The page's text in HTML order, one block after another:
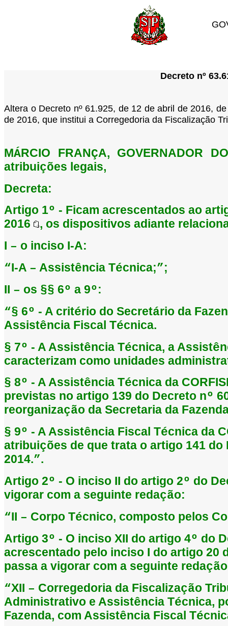
Decreto nº
Altera o Decreto nº 61.925, de 12 de abril de 2016,
de 2016, que institui a Corregedoria da Fiscalização
MÁRCIO FRANÇA, GOVERNADOR
atribuições legais,
Decreta:
Artigo 1º - Ficam acrescentados ao
2016
, os dispositivos adiante
I – o inciso I-A:
“I-A – Assistência Técnica;”;
II – os §§ 6º a 9º:
“§ 6º - A critério do Secretário da
Assistência Fiscal Técnica.
§ 7º - A Assistência Técnica, a Assistê
caracterizam como unidades
§ 8º - A Assistência Técnica da
previstas no artigo 139 do Decreto nº
reorganização da Secretaria da
§ 9º - A Assistência Fiscal Técnica da
atribuições de que trata o artigo 141 do
2014.”.
Artigo 2º - O inciso II do artigo 2º do
vigorar com a seguinte redação:
“II – Corpo Técnico, composto pelos
Artigo 3º - O inciso XII do artigo 4º do
acrescentado pelo inciso I do artigo 20
passa a vigorar com a seguinte redaçã
“XII – Corregedoria da Fiscalização
Administrativo e Assistência Técnica,
Fazenda, com Assistência Fiscal Té